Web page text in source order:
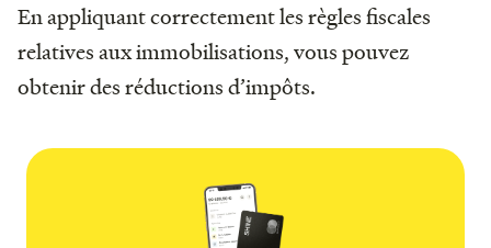
En appliquant correctement les règles fiscales
relatives aux immobilisations, vous pouvez
obtenir des réductions d’impôts.